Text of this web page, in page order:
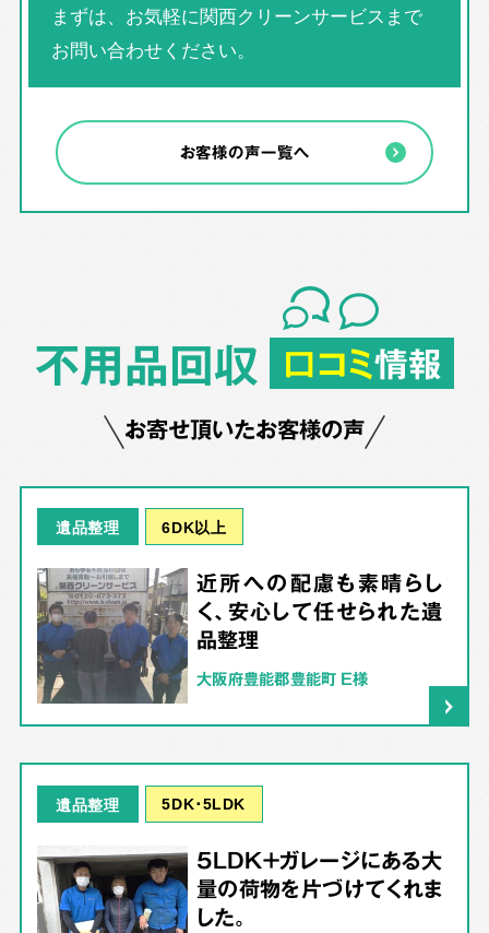
まずは、お気軽に関西クリーンサービスまで
お問い合わせください。
お客様の声一覧へ
不用品回収 口コミ情報
お寄せ頂いたお客様の声
遺品整理 6DK以上
近所への配慮も素晴らし
く、安心して任せられた遺
品整理
大阪府豊能郡豊能町 E様
遺品整理 5DK･5LDK
5LDK＋ガレージにある大
量の荷物を片づけてくれま
した。